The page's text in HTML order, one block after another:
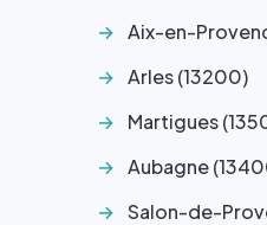
Aix-en-
Arles (13200)
Martigues
Aubagne
Salon-de-